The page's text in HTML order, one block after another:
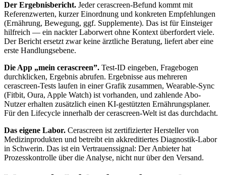
Der Ergebnisbericht. Jeder cerascreen-Befund kommt mit
Referenzwerten, kurzer Einordnung und konkreten Empfehlungen
(Ernährung, Bewegung, ggf. Supplemente). Das ist für Einsteiger
hilfreich — ein nackter Laborwert ohne Kontext überfordert viele.
Der Bericht ersetzt zwar keine ärztliche Beratung, liefert aber eine
erste Handlungsebene.
Die App „mein cerascreen”. Test-ID eingeben, Fragebogen
durchklicken, Ergebnis abrufen. Ergebnisse aus mehreren
cerascreen-Tests laufen in einer Grafik zusammen, Wearable-Sync
(Fitbit, Oura, Apple Watch) ist vorhanden, und zahlende Abo-
Nutzer erhalten zusätzlich einen KI-gestützten Ernährungsplaner.
Für den Lifecycle innerhalb der cerascreen-Welt ist das durchdacht.
Das eigene Labor. Cerascreen ist zertifizierter Hersteller von
Medizinprodukten und betreibt ein akkreditiertes Diagnostik-Labor
in Schwerin. Das ist ein Vertrauenssignal: Der Anbieter hat
Prozesskontrolle über die Analyse, nicht nur über den Versand.